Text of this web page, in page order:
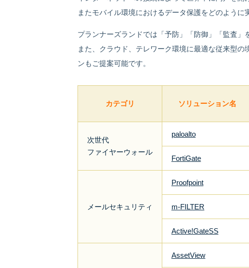
またモバイル環境におけるデータ保護をどのように
プランナーズランドでは「予防」「防御」「監査」
また、クラウド、テレワーク環境に最適な従来型
ンもご提案可能です。
カテゴリ ソリューション名
次世代
ファイヤーウォール
paloalto
FortiGate
メールセキュリティ
Proofpoint
m-FILTER
Active!GateSS
AssetView